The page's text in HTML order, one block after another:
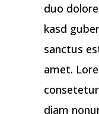
duo
kasd
sanctus
amet.
diam